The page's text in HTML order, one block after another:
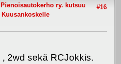
#16
ry. kutsuu
Kuusankoskelle
2wd sekä RCJokkis.